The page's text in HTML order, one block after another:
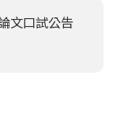
文口試公告